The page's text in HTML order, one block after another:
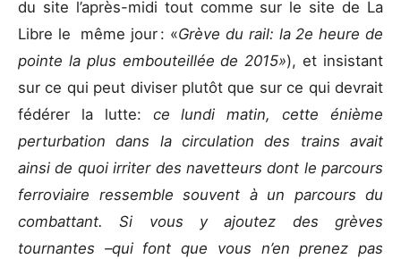
du site l’après-midi tout comme sur le site de La
Libre le même jour : «Grève du rail: la 2e heure de
pointe la plus embouteillée de 2015»), et insistant
sur ce qui peut diviser plutôt que sur ce qui devrait
fédérer la lutte: ce lundi matin, cette énième
perturbation dans la circulation des trains avait
ainsi de quoi irriter des navetteurs dont le parcours
ferroviaire ressemble souvent à un parcours du
combattant. Si vous y ajoutez des grèves
tournantes –qui font que vous n’en prenez pas